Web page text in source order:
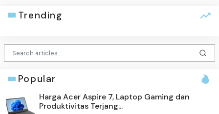
Trending
Popular
Harga Acer Aspire 7, Laptop Gaming dan
Produktivitas Terjang...